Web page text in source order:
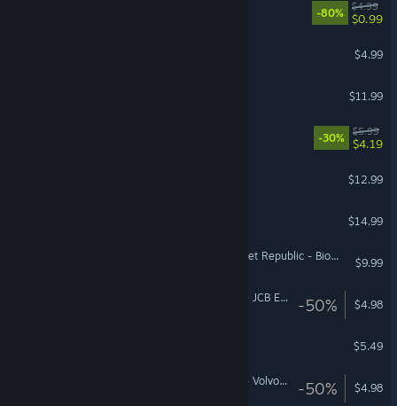
-80%
$4.99
$0.99
$4.99
$11.99
-30%
$5.99
$4.19
$12.99
$14.99
Workers & Resources: Soviet Republic - Biomes
$9.99
American Truck Simulator - JCB Equipment Pack -50% $4.98
$5.49
American Truck Simulator - Volvo Construction Equipment -50% $4.98